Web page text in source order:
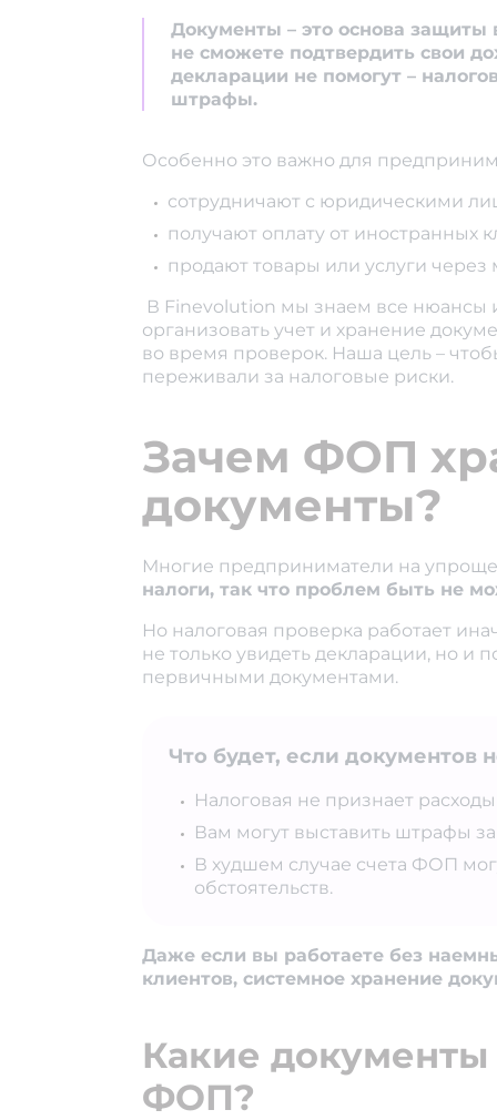
Документы – это основа защиты
не сможете подтвердить свои
декларации не помогут –
штрафы.
Особенно это важно для
сотрудничают с юридическими
получают оплату от иностранных
продают товары или услуги
В Finevolution мы знаем все нюансы
организовать учет и хранение
во время проверок. Наша цель –
переживали за налоговые риски.
Зачем ФОП
документы?
Многие предприниматели на
налоги, так что проблем быть не
Но налоговая проверка работает
не только увидеть декларации, но и
первичными документами.
Что будет, если документов
Налоговая не признает
Вам могут выставить штрафы
В худшем случае счета ФОП
обстоятельств.
Даже если вы работаете без
клиентов, системное хранение
Какие
ФОП?